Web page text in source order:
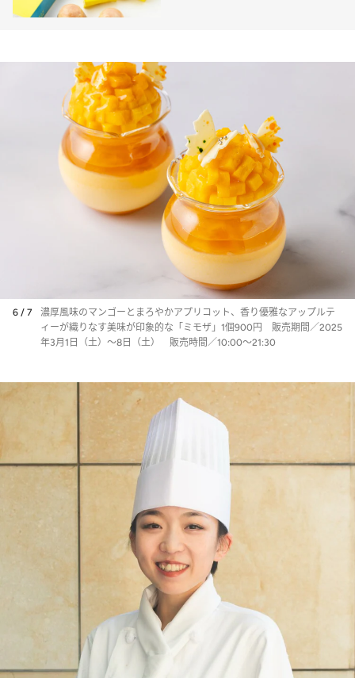
6 / 7
濃厚風味のマンゴーとまろやかアプリコット、香り優雅なアップルテ
ィーが織りなす美味が印象的な「ミモザ」1個900円 販売期間／2025
年3月1日（土）～8日（土） 販売時間／10:00～21:30